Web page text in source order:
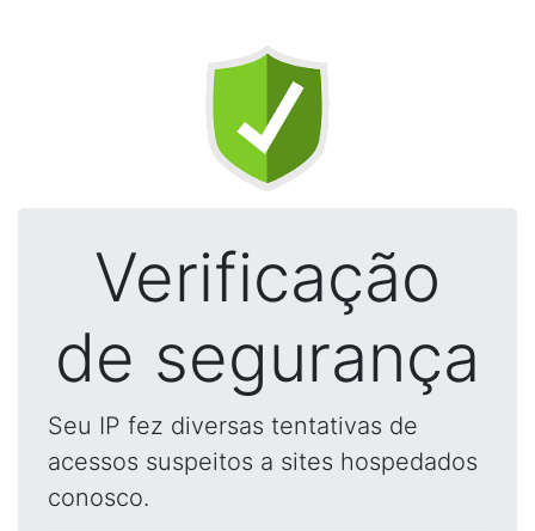
Verificação
de segurança
Seu IP fez diversas tentativas de
acessos suspeitos a sites hospedados
conosco.